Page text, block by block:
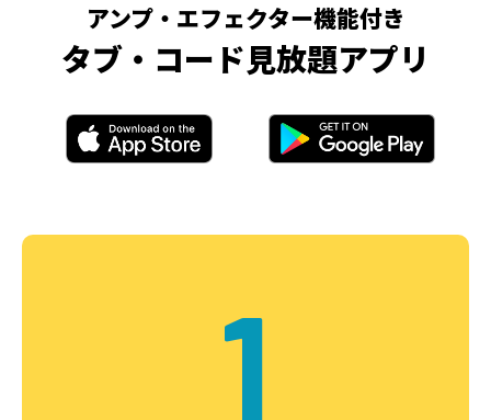
アンプ・エフェクター機能付き
タブ・コード見放題アプリ
1